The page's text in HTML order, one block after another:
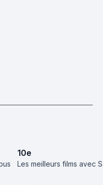
10e
Les meilleurs films avec